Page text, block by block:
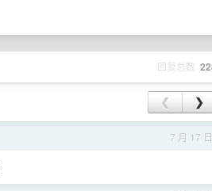
回复总数
❮ ❯
7 月 17 日